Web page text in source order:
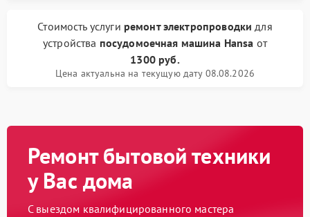
Стоимость услуги ремонт электропроводки для
устройства посудомоечная машина Hansa от
1300 руб.
Цена актуальна на текущую дату 08.08.2026
Ремонт бытовой техники
у Вас дома
С выездом квалифицированного мастера